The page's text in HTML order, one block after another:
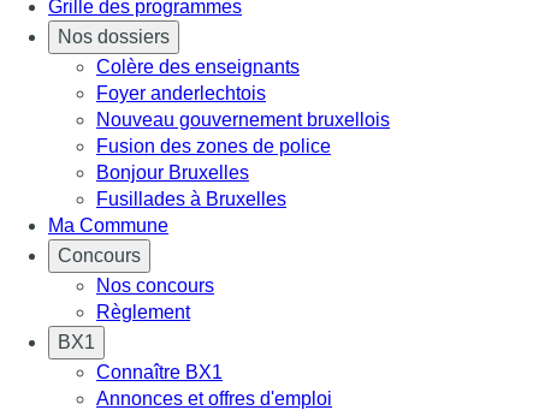
Grille des programmes
Nos dossiers
Colère des enseignants
Foyer anderlechtois
Nouveau gouvernement bruxellois
Fusion des zones de police
Bonjour Bruxelles
Fusillades à Bruxelles
Ma Commune
Concours
Nos concours
Règlement
BX1
Connaître BX1
Annonces et offres d'emploi